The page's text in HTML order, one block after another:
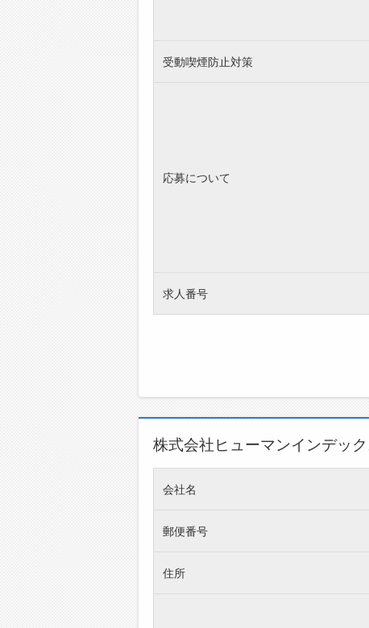
受動喫煙防止対策
応募について
求人番号
株式会社ヒューマンインデッ
会社名
郵便番号
住所